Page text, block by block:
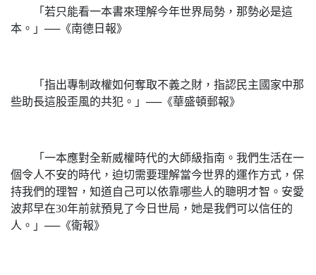
「若只能看一本書來理解今年世界局勢，那勢必是這
本。」──《南德日報》
「指出專制政權如何奪取不義之財，指認民主國家中那
些助長這股歪風的共犯。」──《華盛頓郵報》
「一本應對全新威權時代的大師級指南。我們生活在一
個令人不安的時代，迫切需要理解當今世界的運作方式，保
持我們的理智，知道自己可以依靠哪些人的聰明才智。安愛
波邦早在30年前就預見了今日世局，她是我們可以信任的
人。」──《衛報》